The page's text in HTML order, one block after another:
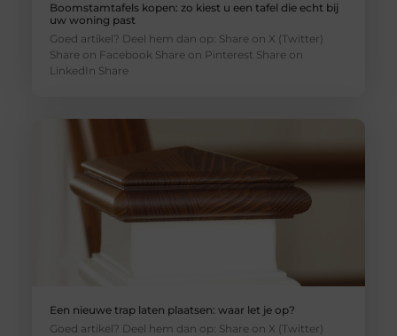
Boomstamtafels kopen: zo kiest u een tafel die echt bij
uw woning past
Goed artikel? Deel hem dan op: Share on X (Twitter)
Share on Facebook Share on Pinterest Share on
LinkedIn Share
Een nieuwe trap laten plaatsen: waar let je op?
Goed artikel? Deel hem dan op: Share on X (Twitter)